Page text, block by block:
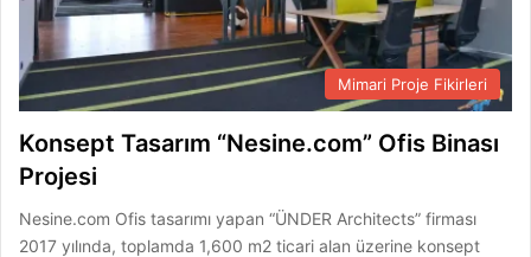
Mimari Proje Fikirleri
Konsept Tasarım “Nesine.com” Ofis Binası
Projesi
Nesine.com Ofis tasarımı yapan “ÜNDER Architects” firması
2017 yılında, toplamda 1,600 m2 ticari alan üzerine konsept